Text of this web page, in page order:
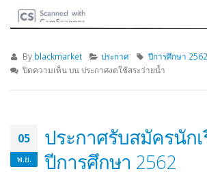
By blackmarket ประกาศ ปีการศึกษา 2562
ปิดความเห็นบน ประกาศงดใช้สระว่ายน้ำ
05
พ.ย.
ประกาศรับสมัครนัก
ปีการศึกษา 2562